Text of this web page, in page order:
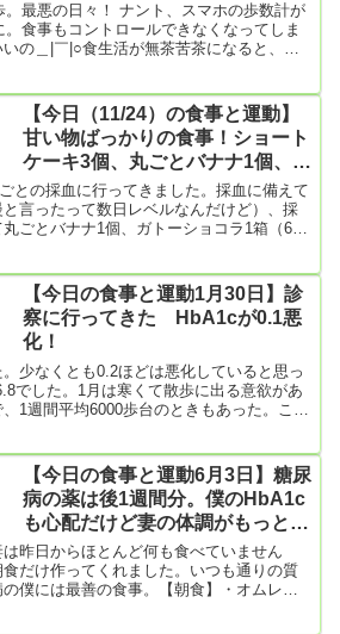
。最悪の日々！ ナント、スマホの歩数計が
食事もコントロールできなくなってしま
の＿|￣|○食生活が無茶苦茶になると、な
になって体重も体脂肪率も減ってきま
検査もHbA1cが低下して元気が出てくる
間、筋トレは全くできていません。散歩だ
【今日（11/24）の食事と運動】
甘い物ばっかりの食事！ショート
ケーキ3個、丸ごとバナナ1個、ガ
トーショコラ（森永製菓1箱）
との採血に行ってきました。採血に備えて
言ったって数日レベルなんだけど）、採
ごとバナナ1個、ガトーショコラ1箱（6個
ナナを一瞬で食べた後、ガトーショコラ
しつつ口にしたら、もう止まらない。結
う安堵から次から次へと手を付け、1箱（6
【今日の食事と運動1月30日】診
察に行ってきた HbA1cが0.1悪
化！
少なくとも0.2ほどは悪化していると思っ
でした。1月は寒くて散歩に出る意欲があ
1週間平均6000歩台のときもあった。これ
ったのでちょっとホッとした。お医者さん
というのは季節柄、みんなHbA1cは悪化す
摂らずに医者にいったので、...
【今日の食事と運動6月3日】糖尿
病の薬は後1週間分。僕のHbA1c
も心配だけど妻の体調がもっと心
配
昨日からほとんど何も食べていません
だけ作ってくれました。いつも通りの質
僕には最善の食事。【朝食】・オムレツ